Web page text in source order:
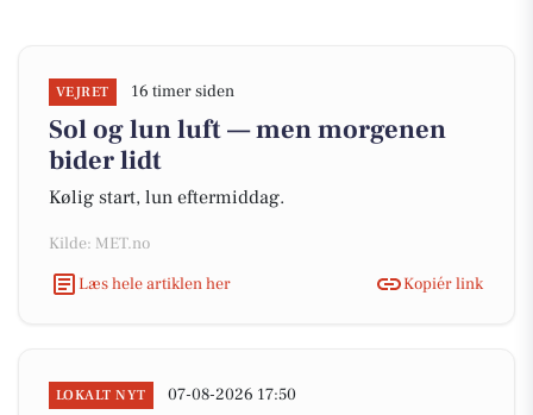
VEJRET 16 timer siden
Sol og lun luft — men morgenen
bider lidt
Kølig start, lun eftermiddag.
Kilde: MET.no
Læs hele artiklen her
Kopiér link
LOKALT NYT 07-08-2026 17:50